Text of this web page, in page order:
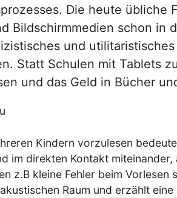
Die heute übliche
Bildschirmmedien schon in
und
Statt Schulen mit Tablets
und das Geld in Bücher
Kindern vorzulesen
im direkten Kontakt
z.B kleine Fehler beim Vorlesen
Raum und erzählt